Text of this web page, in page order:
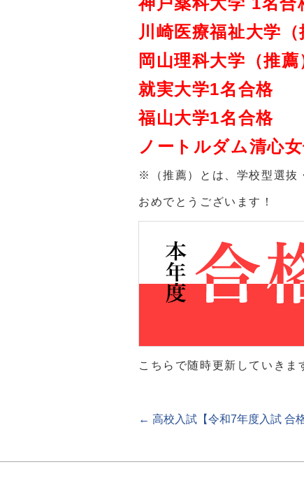
川崎医療福祉大学
岡山理科大学（推薦
就実大学1名合格
福山大学1名合格
ノートルダム清心
※（推薦）とは、学校型選抜
おめでとうございます！
こちらで随時更新していきま
← 高校入試【令和7年度入試 合